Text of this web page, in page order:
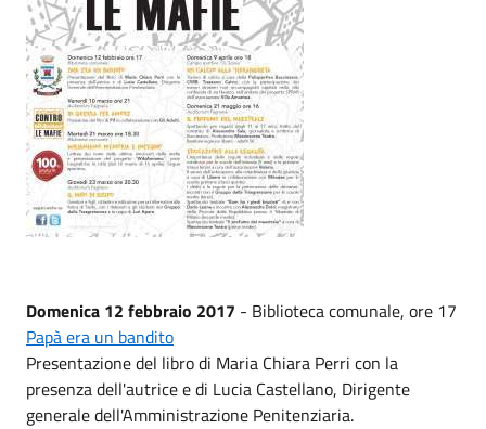
Domenica 12 febbraio 2017 - Biblioteca comunale, ore 17
Papà era un bandito
Presentazione del libro di Maria Chiara Perri con la
presenza dell'autrice e di Lucia Castellano, Dirigente
generale dell'Amministrazione Penitenziaria.